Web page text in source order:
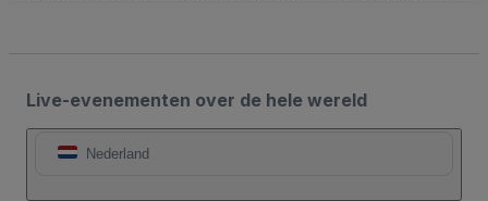
Live-evenementen over de hele wereld
Nederland